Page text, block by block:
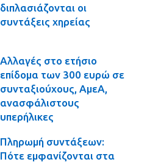
διπλασιάζονται οι
συντάξεις χηρείας
Αλλαγές στο ετήσιο
επίδομα των 300 ευρώ σε
συνταξιούχους, ΑμεΑ,
ανασφάλιστους
υπερήλικες
Πληρωμή συντάξεων:
Πότε εμφανίζονται στα